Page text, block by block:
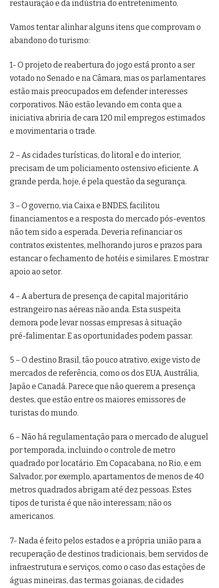
restauração e da indústria do entretenimento.
Vamos tentar alinhar alguns itens que comprovam o
abandono do turismo:
1- O projeto de reabertura do jogo está pronto a ser
votado no Senado e na Câmara, mas os parlamentares
estão mais preocupados em defender interesses
corporativos. Não estão levando em conta que a
iniciativa abriria de cara 120 mil empregos estimados
e movimentaria o trade.
2 – As cidades turísticas, do litoral e do interior,
precisam de um policiamento ostensivo eficiente. A
grande perda, hoje, é pela questão da segurança.
3 – O governo, via Caixa e BNDES, facilitou
financiamentos e a resposta do mercado pós-eventos
não tem sido a esperada. Deveria refinanciar os
contratos existentes, melhorando juros e prazos para
estancar o fechamento de hotéis e similares. E mostrar
apoio ao setor.
4 – A abertura de presença de capital majoritário
estrangeiro nas aéreas não anda. Esta suspeita
demora pode levar nossas empresas à situação
pré-falimentar. E as oportunidades podem passar.
5 – O destino Brasil, tão pouco atrativo, exige visto de
mercados de referência, como os dos EUA, Austrália,
Japão e Canadá. Parece que não querem a presença
destes, que estão entre os maiores emissores de
turistas do mundo.
6 – Não há regulamentação para o mercado de aluguel
por temporada, incluindo o controle de metro
quadrado por locatário. Em Copacabana, no Rio, e em
Salvador, por exemplo, apartamentos de menos de 40
metros quadrados abrigam até dez pessoas. Estes
tipos de turista é que não interessam; não os
americanos.
7- Nada é feito pelos estados e a própria união para a
recuperação de destinos tradicionais, bem servidos de
infraestrutura e serviços, como o caso das estações de
águas mineiras, das termas goianas, de cidades